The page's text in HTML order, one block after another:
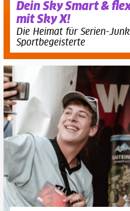
Dein Sky Smart &
mit Sky X!
Die Heimat für Serien-
Sportbegeisterte